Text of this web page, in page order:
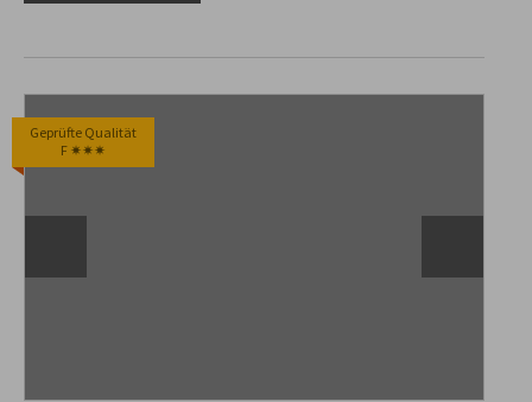
Geprüfte Qualität
F ✷✷✷